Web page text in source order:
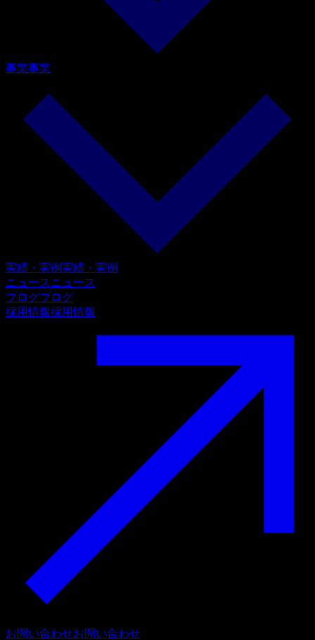
事業事業
実績・実例実績・実例
ニュースニュース
ブログブログ
採用情報採用情報
お問い合わせお問い合わせ